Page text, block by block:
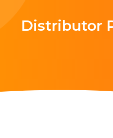
Distributor